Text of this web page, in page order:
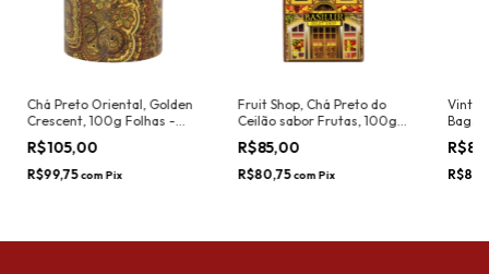
Chá Preto Oriental, Golden
Crescent, 100g Folhas -
Basilur
R$105,00
R$99,75com Pix
Fruit Shop, Chá Preto do
Ceilão sabor Frutas, 100g -
Basilur
R$85,00
R$80,75com Pix
Bags,